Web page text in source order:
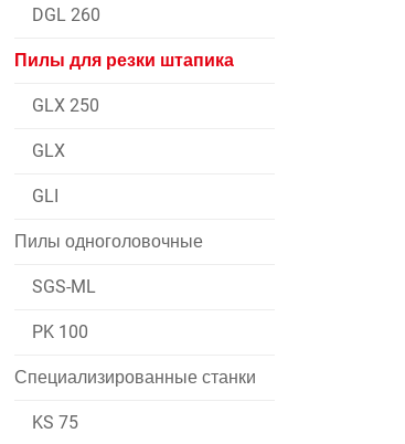
DGL 260
Пилы для резки штапика
GLX 250
GLX
GLI
Пилы одноголовочные
SGS-ML
PK 100
Специализированные станки
KS 75